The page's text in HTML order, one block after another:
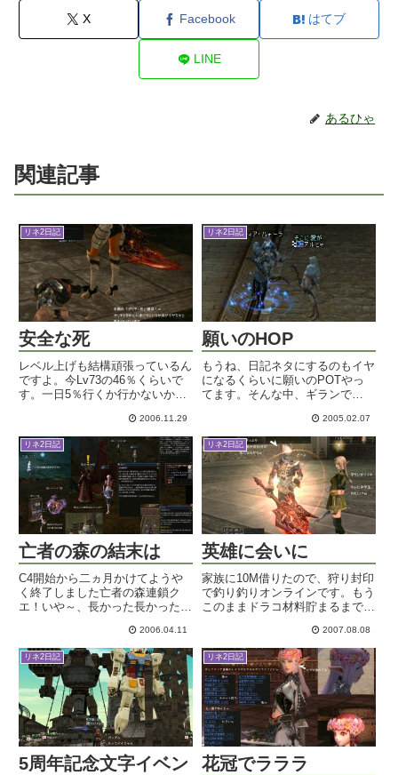
X Facebook はてブ
LINE
あるひゃ
関連記事
リネ2日記
安全な死
レベル上げも結構頑張っているん
ですよ。今Lv73の46％くらいで
す。一日5％行くか行かないかの
ドが盛んなうちにLv75クエやり
たいけど、まあ無理かなｗ今日は
念願叶ってザリチェで斬られるこ
とができました！呪われた...
2006.11.29
リネ2日記
願いのHOP
もうね、日記ネタにするのもイヤ
になるくらいに願いのPOTやっ
てます。そんな中、ギランで
に向かってみたらばさ、知識の箱
が出てきてさ、ハートオブパアグ
リオを得ましたさらにハートオブ
パアグリオを得ましたうっわあ～
２連...
2005.02.07
リネ2日記
亡者の森の結末は
C4開始から二ヵ月かけてようや
く終了しました亡者の森連鎖ク
エ！いや～、長かった長かった。
てみたりもしたけれど、続きが気
になっていたので、一気に「夜の
部」を完遂しましたですよ！で
は、ダイジェスト版でこの連鎖ク
エの...
2006.04.11
リネ2日記
英雄に会いに
家族に10M借りたので、狩り封印
で釣り釣りオンラインです。もう
このままドラコ材料貯まるまで釣
す。ドラコ失敗したらもうソウル
ボウでいいです（・ｗ・ドラコ成
功してもカマエルでソウルボウ使
うかもと思うと売れない
し・・。...
2007.08.08
リネ2日記
5周年記念文字イベン
リネ2日記
花冠でラララ